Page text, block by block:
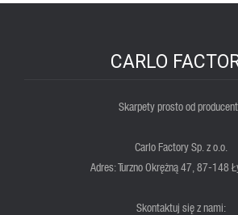
CARLO
Skarpety prosto od
Carlo Factory Sp. z o.o.
Adres: Turzno Okrężną 47, 87-148
Skontaktuj się z nami: